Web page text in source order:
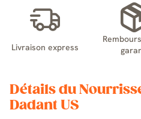
Livraison express
Détails du
Dadant US